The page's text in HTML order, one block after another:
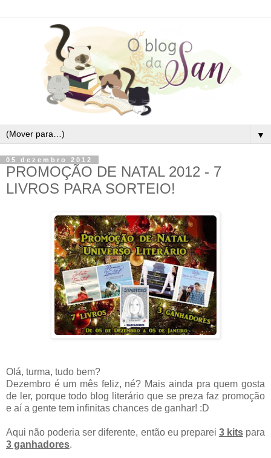
▼
05 dezembro 2012
PROMOÇÃO DE NATAL 2012 - 7
LIVROS PARA SORTEIO!
Olá, turma, tudo bem?
Dezembro é um mês feliz, né? Mais ainda pra quem gosta
de ler, porque todo blog literário que se preza faz promoção
e aí a gente tem infinitas chances de ganhar! :D
Aqui não poderia ser diferente, então eu preparei 3 kitspara
3 ganhadores.